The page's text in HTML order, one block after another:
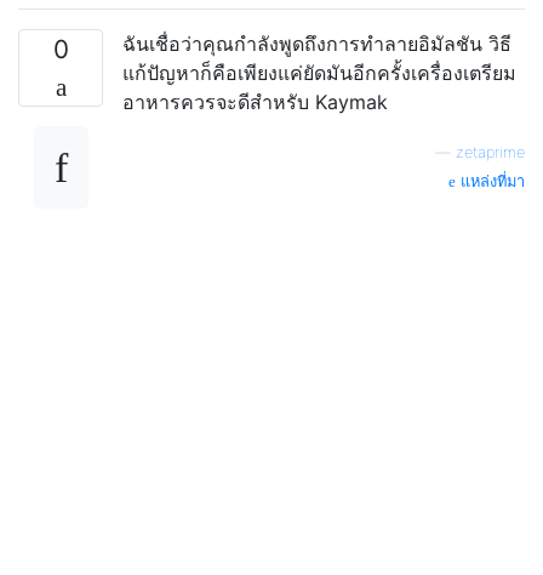
0
ฉันเชื่อว่าคุณกำลังพูดถึงการทำลายอิมัลชัน วิธี
แก้ปัญหาก็คือเพียงแค่ยัดมันอีกครั้งเครื่องเตรียม
อาหารควรจะดีสำหรับ Kaymak
zetaprime
แหล่งที่มา